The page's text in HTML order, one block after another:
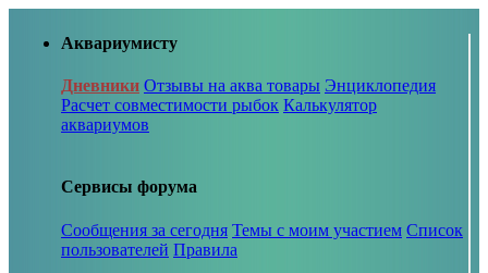
Аквариумисту
Дневники Отзывы на аква товары Энциклопедия
Расчет совместимости рыбок Калькулятор
аквариумов
Сервисы форума
Сообщения за сегодня Темы с моим участием Список
пользователей Правила